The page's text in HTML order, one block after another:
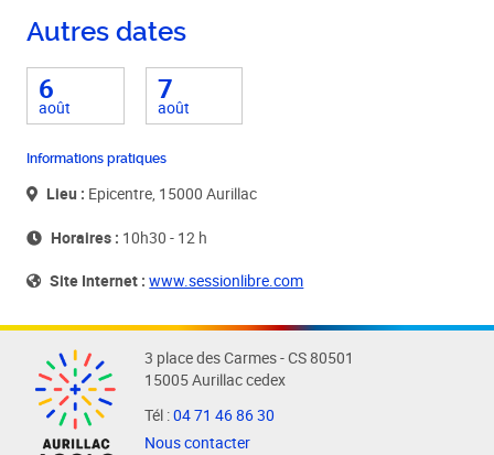
Autres dates
6
août
7
août
Informations pratiques
Lieu : Epicentre, 15000 Aurillac
Horaires : 10h30 - 12 h
Site Internet : www.sessionlibre.com
3 place des Carmes - CS 80501
15005 Aurillac cedex
Tél :04 71 46 86 30
Nous contacter